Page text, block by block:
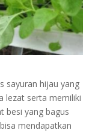
sayuran hijau yang
lezat serta memiliki
besi yang bagus
mendapatkan